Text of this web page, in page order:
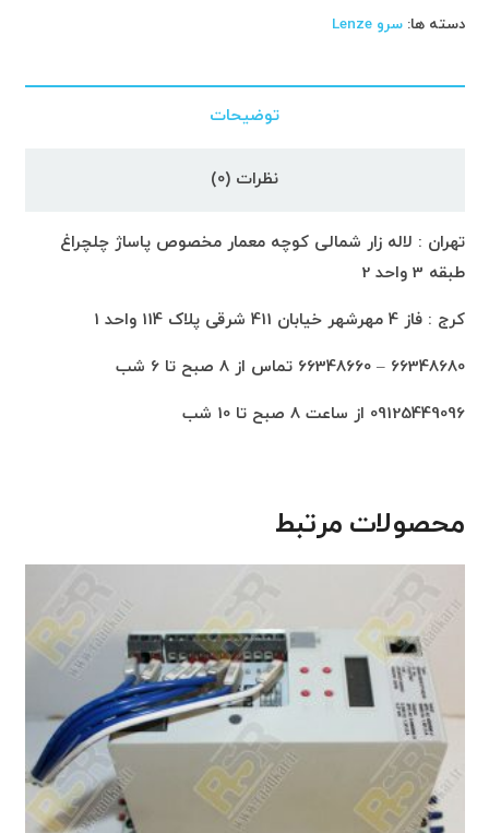
دسته ها:سرو Lenze
توضیحات
نظرات (0)
تهران : لاله زار شمالی کوچه معمار مخصوص پاساژ چلچراغ
طبقه 3 واحد 2
کرج : فاز 4 مهرشهر خیابان 411 شرقی پلاک 114 واحد 1
66348680 – 66348660 تماس از 8 صبح تا 6 شب
09125449096 از ساعت 8 صبح تا 10 شب
محصولات مرتبط